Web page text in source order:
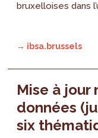
bruxelloises dans
→ ibsa.brussels
Mise à jour
données
six